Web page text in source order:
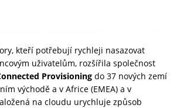
kteří potřebují rychleji nasazovat
uživatelům, rozšířila společnost
Provisioning do 37 nových zemí
východě a v Africe (EMEA) a v
na cloudu urychluje způsob